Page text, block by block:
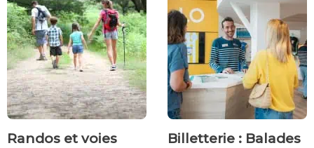
Randos et voies
Billetterie : Balades